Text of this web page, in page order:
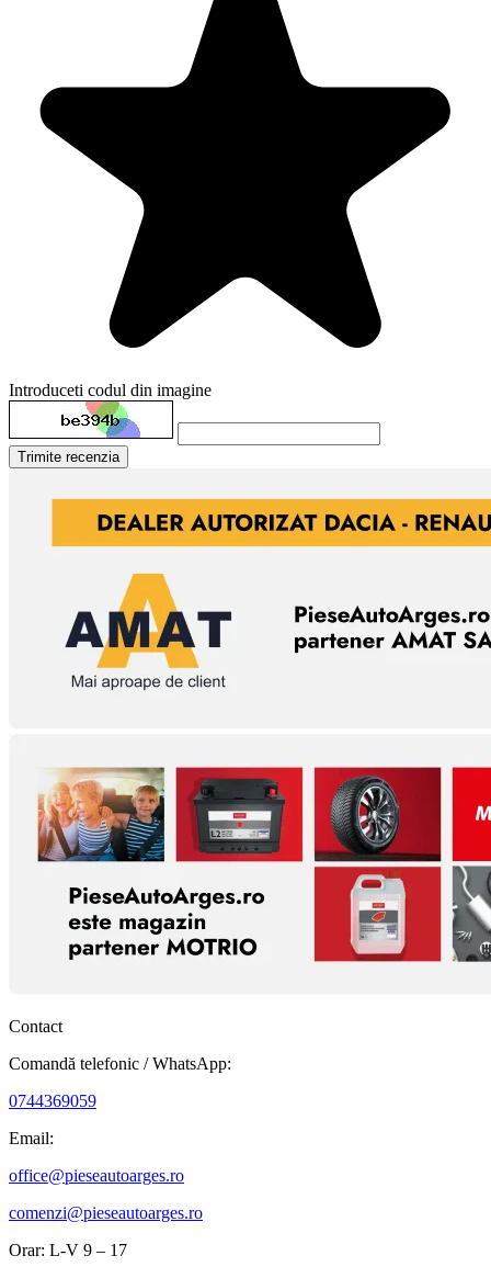
Introduceti codul din imagine
Trimite recenzia
Contact
Comandă telefonic / WhatsApp:
0744369059
Email:
office@pieseautoarges.ro
comenzi@pieseautoarges.ro
Orar: L-V 9 – 17